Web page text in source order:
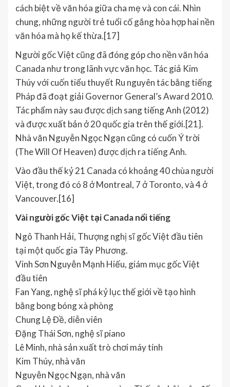
cách biệt về văn hóa giữa cha mẹ và con cái. Nhìn
chung, những người trẻ tuổi cố gắng hòa hợp hai nền
văn hóa mà họ kế thừa.[17]
Người gốc Việt cũng đã đóng góp cho nền văn hóa
Canada như trong lãnh vực văn học. Tác giả Kim
Thúy với cuốn tiểu thuyết Ru nguyên tác bằng tiếng
Pháp đã đoạt giải Governor General’s Award 2010.
Tác phẩm này sau được dịch sang tiếng Anh (2012)
và được xuất bản ở 20 quốc gia trên thế giới.[21].
Nhà văn Nguyễn Ngọc Ngạn cũng có cuốn Ý trời
(The Will Of Heaven) được dịch ra tiếng Anh.
Vào đầu thế kỷ 21 Canada có khoảng 40 chùa người
Việt, trong đó có 8 ở Montreal, 7 ở Toronto, và 4 ở
Vancouver.[16]
Vài người gốc Việt tại Canada nổi tiếng
Ngô Thanh Hải, Thượng nghị sĩ gốc Việt đầu tiên
tại một quốc gia Tây Phương.
Vinh Sơn Nguyễn Mạnh Hiếu, giám mục gốc Việt
đầu tiên
Fan Yang, nghệ sĩ phá kỷ lục thế giới về tạo hình
bằng bong bóng xà phòng
Chung Lệ Đề, diễn viên
Đặng Thái Sơn, nghệ sĩ piano
Lê Minh, nhà sản xuất trò chơi máy tính
Kim Thúy, nhà văn
Nguyễn Ngọc Ngạn, nhà văn